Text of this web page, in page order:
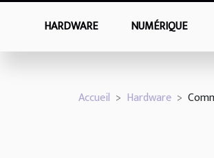
HARDWARE NUMÉRIQUE
Accueil Hardware